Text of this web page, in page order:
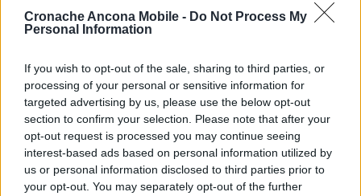
Cronache Ancona Mobile - Do Not Process My
Personal Information
If you wish to opt-out of the sale, sharing to third parties, or
processing of your personal or sensitive information for
targeted advertising by us, please use the below opt-out
section to confirm your selection. Please note that after your
opt-out request is processed you may continue seeing
interest-based ads based on personal information utilized by
us or personal information disclosed to third parties prior to
your opt-out. You may separately opt-out of the further
mostrato ai cittadini quali sono le
caratteristiche di sicurezza che devono essere
l’autenticità.